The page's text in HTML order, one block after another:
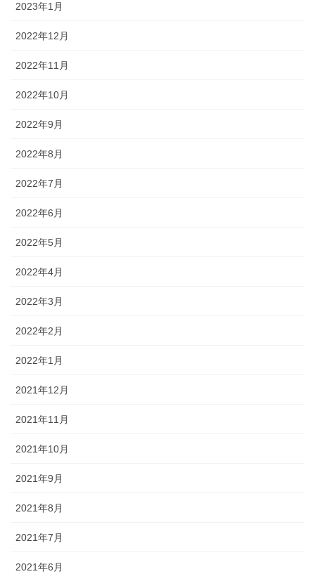
2023年1月
2022年12月
2022年11月
2022年10月
2022年9月
2022年8月
2022年7月
2022年6月
2022年5月
2022年4月
2022年3月
2022年2月
2022年1月
2021年12月
2021年11月
2021年10月
2021年9月
2021年8月
2021年7月
2021年6月